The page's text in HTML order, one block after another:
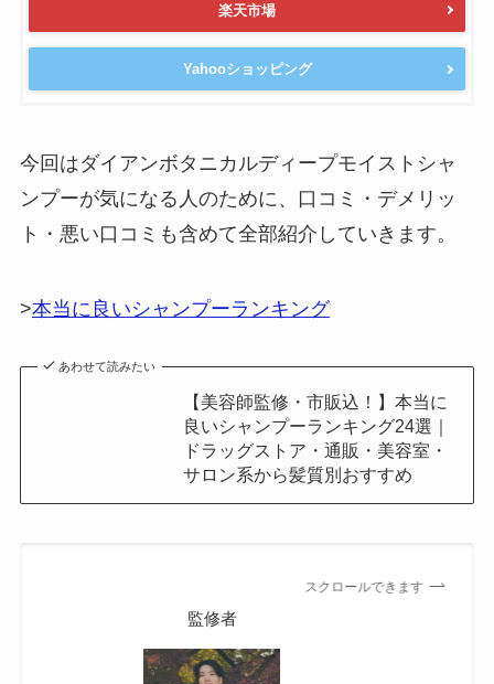
楽天市場
Yahooショッピング
今回はダイアンボタニカルディープモイストシャ
ンプーが気になる人のために、口コミ・デメリッ
ト・悪い口コミも含めて全部紹介していきます。
>本当に良いシャンプーランキング
あわせて読みたい
【美容師監修・市販込！】本当に
良いシャンプーランキング24選｜
ドラッグストア・通販・美容室・
サロン系から髪質別おすすめ
スクロールできます
監修者